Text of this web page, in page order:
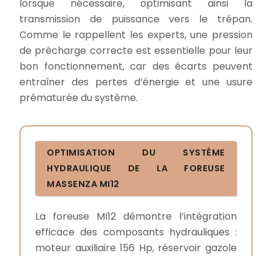
lorsque nécessaire, optimisant ainsi la
transmission de puissance vers le trépan.
Comme le rappellent les experts, une pression
de précharge correcte est essentielle pour leur
bon fonctionnement, car des écarts peuvent
entraîner des pertes d’énergie et une usure
prématurée du système.
OPTIMISATION DU SYSTÈME
HYDRAULIQUE DE LA FOREUSE
MASSENZA MI12
La foreuse MI12 démontre l’intégration
efficace des composants hydrauliques :
moteur auxiliaire 156 Hp, réservoir gazole